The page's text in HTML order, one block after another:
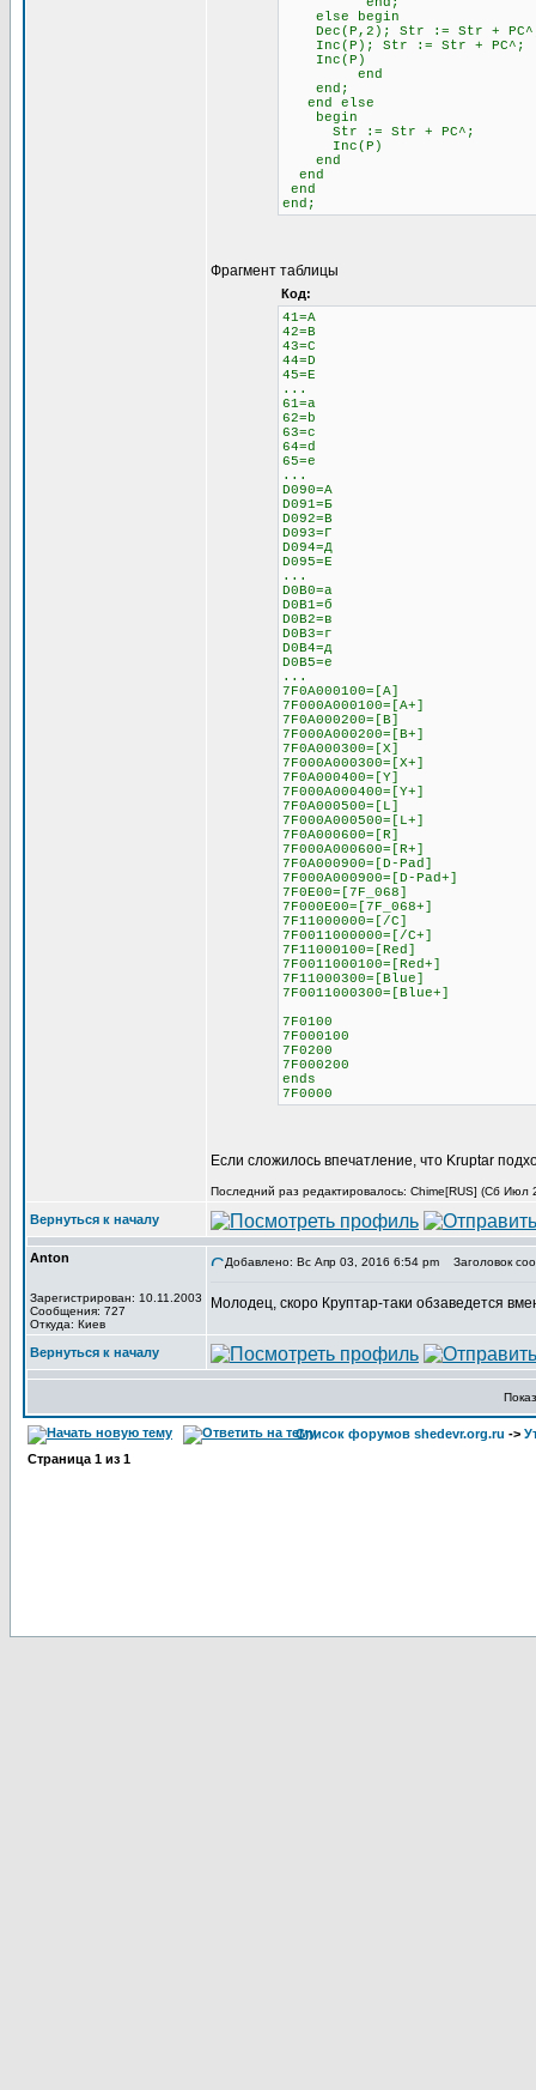
else begin \\
Dec(P,2); Str := Str +
Inc(P); Str := Str + PC^;
Inc(P)
end
end;
end else \\ Если
begin
Str := Str + PC^;
Inc(P)
end
end
end
end;
Фрагмент таблицы
Код:
41=A
42=B
43=C
44=D
45=E
...
61=a
62=b
63=c
64=d
65=e
...
D090=А
D091=Б
D092=В
D093=Г
D094=Д
D095=Е
...
D0B0=а
D0B1=б
D0B2=в
D0B3=г
D0B4=д
D0B5=е
...
7F0A000100=[A]
7F000A000100=[A+]
7F0A000200=[B]
7F000A000200=[B+]
7F0A000300=[X]
7F000A000300=[X+]
7F0A000400=[Y]
7F000A000400=[Y+]
7F0A000500=[L]
7F000A000500=[L+]
7F0A000600=[R]
7F000A000600=[R+]
7F0A000900=[D-Pad]
7F000A000900=[D-Pad+]
7F0E00=[7F_068]
7F000E00=[7F_068+]
7F11000000=[/C]
7F0011000000=[/C+]
7F11000100=[Red]
7F0011000100=[Red+]
7F11000300=[Blue]
7F0011000300=[Blue+]
7F0100
7F000100
7F0200
7F000200
ends
7F0000
Если сложилось впечатление, что Kruptar
Последний раз редактировалось: Chime[RUS] (Сб Июл
Вернуться к началу
Anton
Зарегистрирован: 10.11.2003
Сообщения: 727
Откуда: Киев
Добавлено: Вс Апр 03, 2016 6:54 pm Заголовок
Молодец, скоро Круптар-таки обзаведется
Вернуться к началу
Список форумов shedevr.org.ru ->
Страница 1 из 1